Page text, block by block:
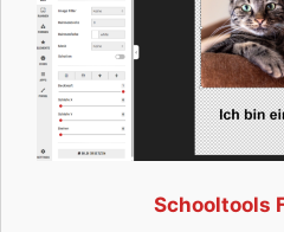
Schooltools